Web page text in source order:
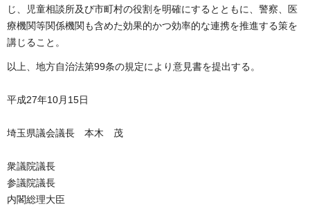
じ、児童相談所及び市町村の役割を明確にするとともに、警察、医
療機関等関係機関も含めた効果的かつ効率的な連携を推進する策を
講じること。
以上、地方自治法第99条の規定により意見書を提出する。
平成27年10月15日
埼玉県議会議長 本木 茂
衆議院議長
参議院議長
内閣総理大臣